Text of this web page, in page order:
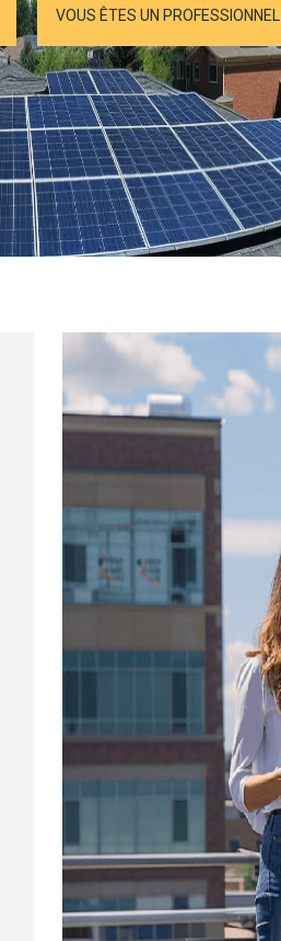
VOUS ÊTES UN PROFESSIONNEL